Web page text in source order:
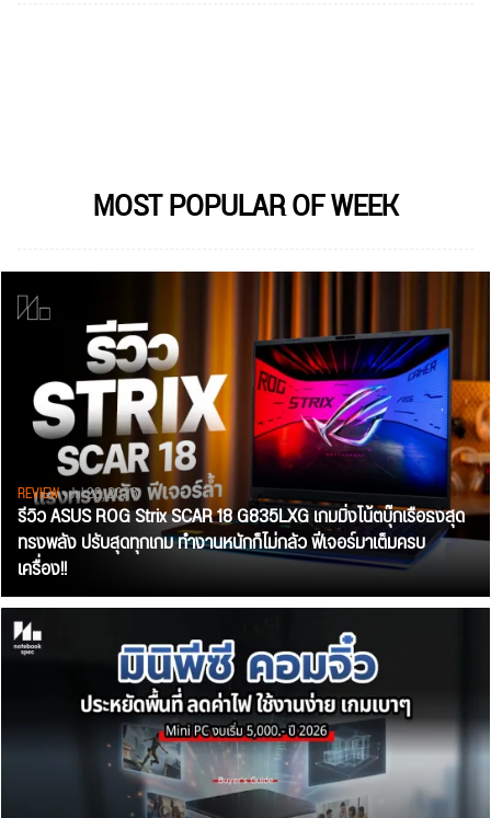
MOST POPULAR OF WEEK
REVIEW• Jul 28, 2026
รีวิว ASUS ROG Strix SCAR 18 G835LXG เกมมิ่งโน้ตบุ๊กเรือธงสุด
ทรงพลัง ปรับสุดทุกเกม ทำงานหนักก็ไม่กลัว ฟีเจอร์มาเต็มครบ
เครื่อง!!